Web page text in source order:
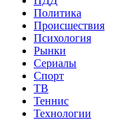
Политика
Происшествия
Психология
Рынки
Сериалы
Спорт
ТВ
Теннис
Технологии